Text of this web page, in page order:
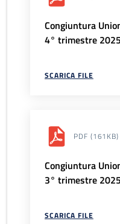
Congiuntura
4° trimestre 2025
SCARICA FILE
PDF (161KB)
Congiuntura
3° trimestre 2025
SCARICA FILE